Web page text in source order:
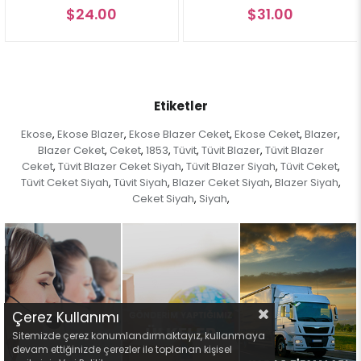
$24.00 $31.00
Etiketler
Ekose, Ekose Blazer, Ekose Blazer Ceket, Ekose Ceket, Blazer,
Blazer Ceket, Ceket, 1853, Tüvit, Tüvit Blazer, Tüvit Blazer
Ceket, Tüvit Blazer Ceket Siyah, Tüvit Blazer Siyah, Tüvit Ceket,
Tüvit Ceket Siyah, Tüvit Siyah, Blazer Ceket Siyah, Blazer Siyah,
Ceket Siyah, Siyah,
Çerez Kullanımı
Sitemizde çerez konumlandırmaktayız, kullanmaya
devam ettiğinizde çerezler ile toplanan kişisel